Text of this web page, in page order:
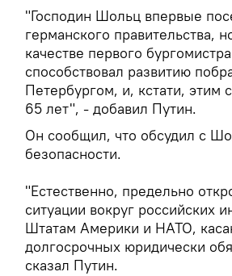
"Господин Шольц впервые
германского правительства,
качестве первого
способствовал развитию
Петербургом, и, кстати, этим
65 лет", - добавил Путин.
Он сообщил, что обсудил с
безопасности.
"Естественно, предельно
ситуации вокруг
Штатам Америки и НАТО,
долгосрочных юридически
сказал Путин.